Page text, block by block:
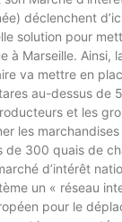
déclenchent
solution pour
à Marseille. Ainsi,
va mettre en
au-dessus de
et les
les
de 300 quais de
d’intérêt
un « réseau
pour le